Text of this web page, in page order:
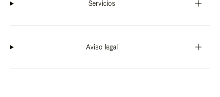
Servicios
Aviso legal